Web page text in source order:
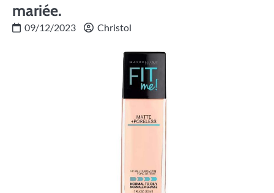
mariée.
09/12/2023 Christol